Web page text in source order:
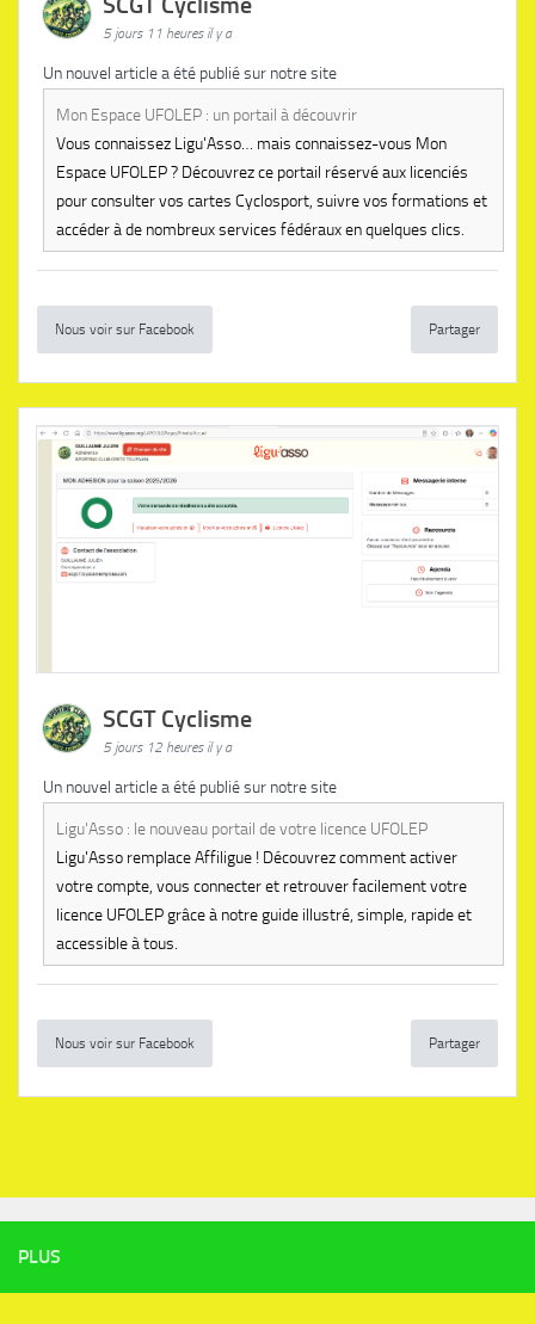
5 jours 11 heures il y a
Un nouvel article a été publié sur notre site
Mon Espace UFOLEP : un portail à découvrir
Vous connaissez Ligu'Asso… mais connaissez-vous Mon
Espace UFOLEP ? Découvrez ce portail réservé aux licenciés
pour consulter vos cartes Cyclosport, suivre vos formations et
accéder à de nombreux services fédéraux en quelques clics.
Nous voir sur Facebook Partager
SCGT Cyclisme
5 jours 12 heures il y a
Un nouvel article a été publié sur notre site
Ligu'Asso : le nouveau portail de votre licence UFOLEP
Ligu'Asso remplace Affiligue ! Découvrez comment activer
votre compte, vous connecter et retrouver facilement votre
licence UFOLEP grâce à notre guide illustré, simple, rapide et
accessible à tous.
Nous voir sur Facebook Partager
PLUS